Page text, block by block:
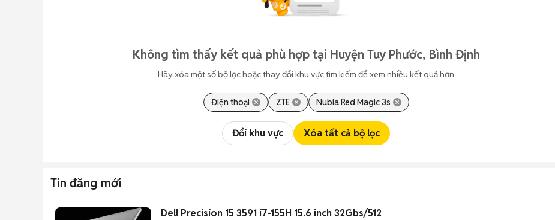
Không tìm thấy kết quả phù hợp tại Huyện Tuy Phước, Bình Định
Hãy xóa một số bộ lọc hoặc thay đổi khu vực tìm kiếm để xem nhiều kết quả hơn
Điện thoại ZTE Nubia Red Magic 3s
Đổi khu vực Xóa tất cả bộ lọc
Tin đăng mới
Dell Precision 15 3591 i7-155H 15.6 inch 32Gbs/512